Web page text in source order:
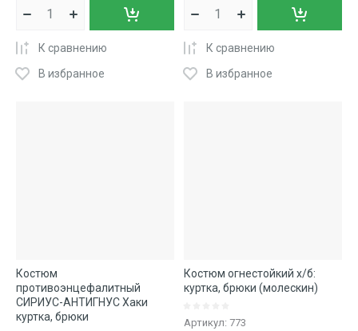
К сравнению
В избранное
К сравнению
В избранное
Костюм
противоэнцефалитный
СИРИУС-АНТИГНУС Хаки
куртка, брюки
Костюм огнестойкий х/б:
куртка, брюки (молескин)
Артикул: 773